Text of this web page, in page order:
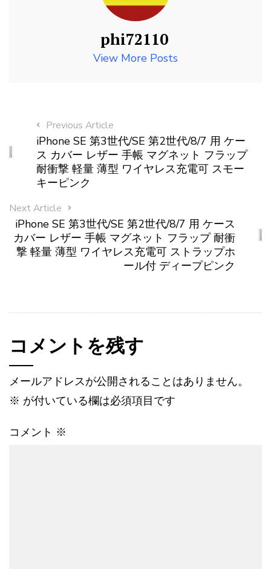
phi72110
View More Posts
Previous Article
iPhone SE 第3世代/SE 第2世代/8/7 用 ケー
ス カバー レザー 手帳 マグネット フラップ
耐衝撃 軽量 薄型 ワイヤレス充電可 スモー
キーピンク
Next Article
iPhone SE 第3世代/SE 第2世代/8/7 用 ケース
カバー レザー 手帳 マグネット フラップ 耐衝
撃 軽量 薄型 ワイヤレス充電可 ストラップホ
ール付 ディープピンク
コメントを残す
メールアドレスが公開されることはありません。
※ が付いている欄は必須項目です
コメント ※